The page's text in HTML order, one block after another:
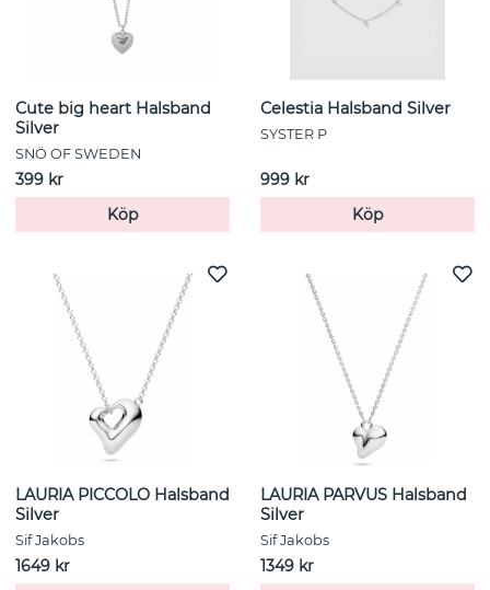
Cute big heart Halsband
Silver
SNÖ OF SWEDEN
399 kr
Köp
Celestia Halsband Silver
SYSTER P
999 kr
Köp
LAURIA PICCOLO Halsband
Silver
Sif Jakobs
1649 kr
LAURIA PARVUS Halsband
Silver
Sif Jakobs
1349 kr